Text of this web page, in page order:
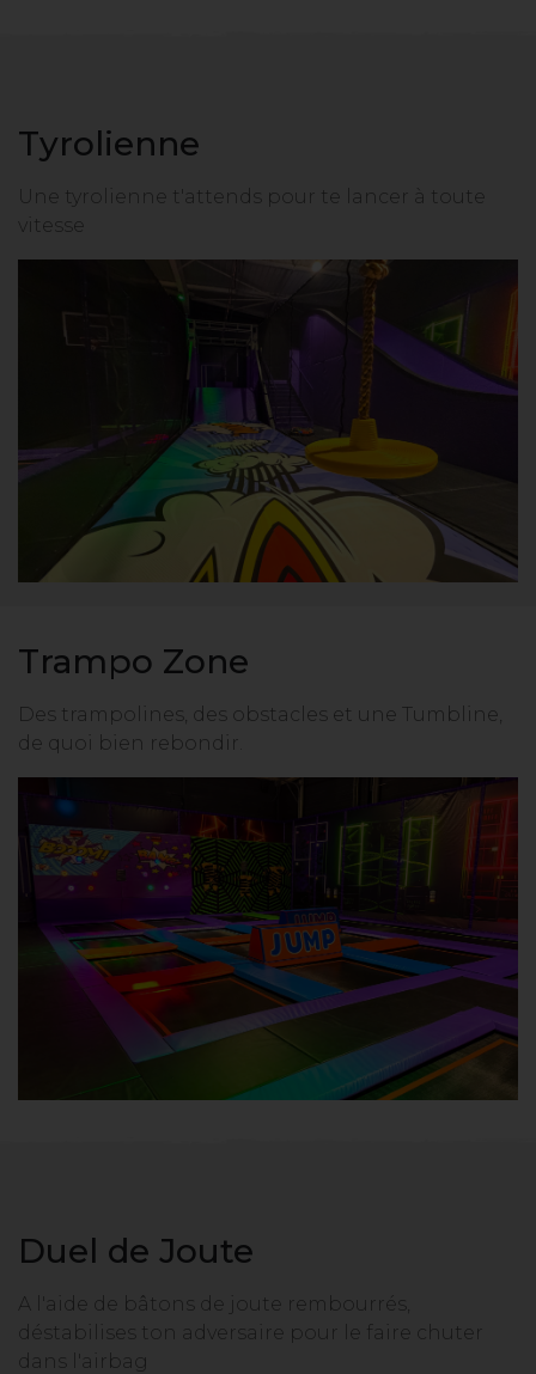
Tyrolienne
Une tyrolienne t'attends pour te lancer à toute
vitesse
Trampo Zone
Des trampolines, des obstacles et une Tumbline,
de quoi bien rebondir.
Duel de Joute
A l'aide de bâtons de joute rembourrés,
déstabilises ton adversaire pour le faire chuter
dans l'airbag